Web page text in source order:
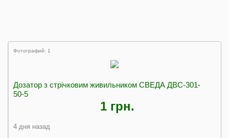
Фотографий: 1
Дозатор з стрічковим живильником СВЕДА ДВС-301-
50-5
1 грн.
4 дня назад